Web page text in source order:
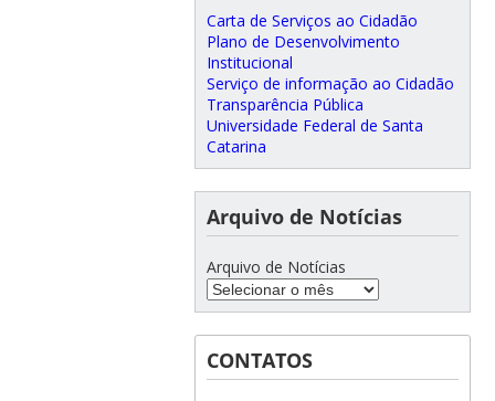
Carta de Serviços ao Cidadão
Plano de Desenvolvimento
Institucional
Serviço de informação ao Cidadão
Transparência Pública
Universidade Federal de Santa
Catarina
Arquivo de Notícias
Arquivo de Notícias
CONTATOS